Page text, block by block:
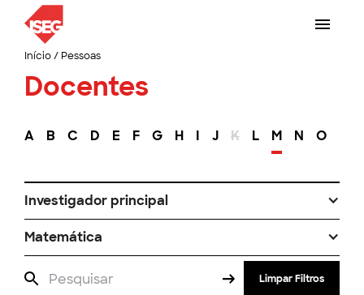
Início/ Pessoas
Docentes
A B C D E F G H I J K L M N O
Investigador principal
Matemática
Limpar Filtros